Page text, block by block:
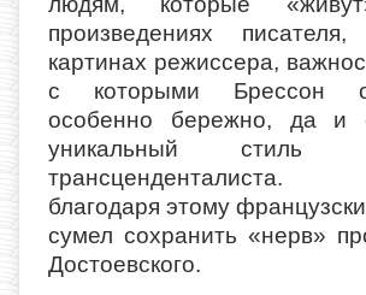
произведениях
картинах режиссера,
с которыми Брессон
особенно бережно, да и
уникальный стиль
благодаря этому
сумел сохранить «нерв»
Достоевского.